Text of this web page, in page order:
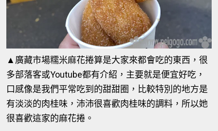
▲廣藏市場糯米麻花捲算是大家來都會吃的東西，很
多部落客或Youtube都有介紹，主要就是便宜好吃，
口感像是我們平常吃到的甜甜圈，比較特別的地方是
有淡淡的肉桂味，沛沛很喜歡肉桂味的調料，所以她
很喜歡這家的麻花捲。